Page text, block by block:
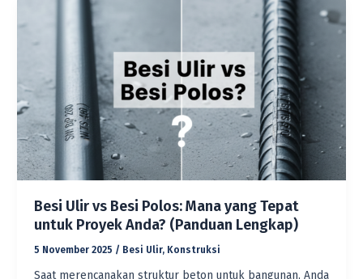
Besi Ulir vs Besi Polos: Mana yang Tepat
untuk Proyek Anda? (Panduan Lengkap)
5 November 2025 / Besi Ulir, Konstruksi
Saat merencanakan struktur beton untuk bangunan, Anda